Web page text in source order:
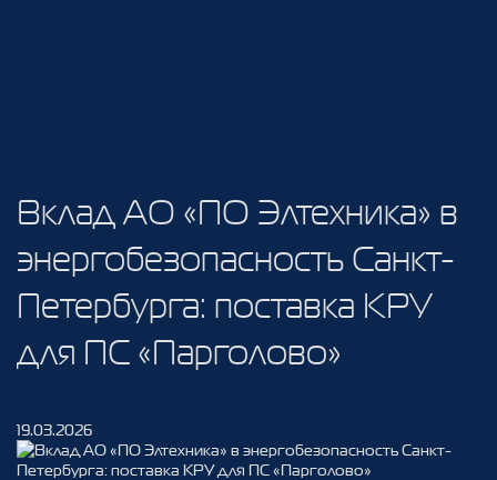
Вклад АО «ПО Элтехника» в
энергобезопасность Санкт-
Петербурга: поставка КРУ
для ПС «Парголово»
19.03.2026